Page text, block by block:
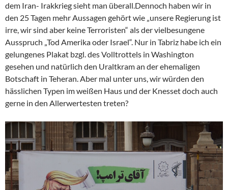
dem Iran- Irakkrieg sieht man überall.Dennoch haben wir in
den 25 Tagen mehr Aussagen gehört wie „unsere Regierung ist
irre, wir sind aber keine Terroristen“ als der vielbesungene
Ausspruch „Tod Amerika oder Israel“. Nur in Tabriz habe ich ein
gelungenes Plakat bzgl. des Volltrottels in Washington
gesehen und natürlich den Uraltkram an der ehemaligen
Botschaft in Teheran. Aber mal unter uns, wir würden den
hässlichen Typen im weißen Haus und der Knesset doch auch
gerne in den Allerwertesten treten?